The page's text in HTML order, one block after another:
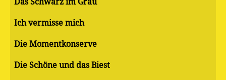
Ich vermisse mich
Die Momentkonserve
Die Schöne und das Biest